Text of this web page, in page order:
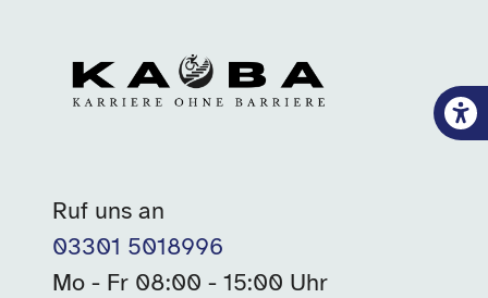
Ruf uns an
03301 5018996
Mo - Fr 08:00 - 15:00 Uhr